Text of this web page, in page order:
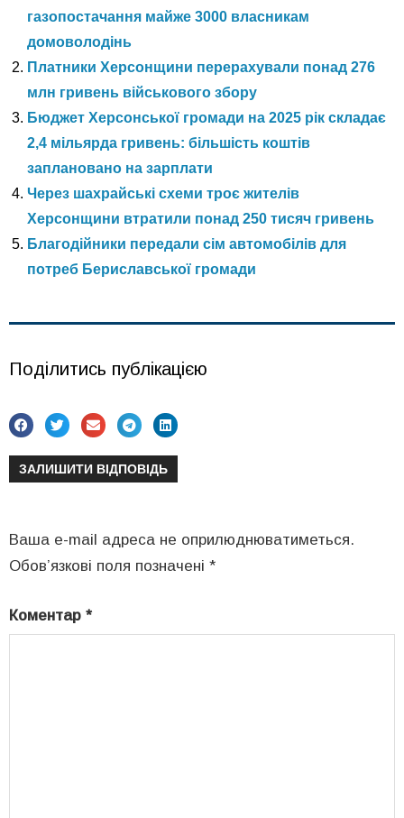
газопостачання майже 3000 власникам
домоволодінь
Платники Херсонщини перерахували понад 276
млн гривень військового збору
Бюджет Херсонської громади на 2025 рік складає
2,4 мільярда гривень: більшість коштів
заплановано на зарплати
Через шахрайські схеми троє жителів
Херсонщини втратили понад 250 тисяч гривень
Благодійники передали сім автомобілів для
потреб Бериславської громади
Поділитись публікацією
ЗАЛИШИТИ ВІДПОВІДЬ
Ваша e-mail адреса не оприлюднюватиметься.
Обов’язкові поля позначені *
Коментар *